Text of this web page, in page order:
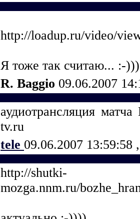
http://loadup.ru/video/
Я тоже так считаю... :-)))
R. Baggio 09.06.2007
аудиотрансляция
tv.ru
tele 09.06.2007 13:59:58 ,
http://shutki-
mozga.nnm.ru/